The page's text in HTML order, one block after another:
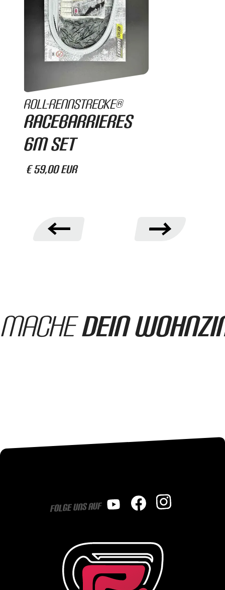
Roll-Rennstrecke®
RaceBarrieres
6m Set
€ 59,00 EUR
Machedein
Folge uns auf